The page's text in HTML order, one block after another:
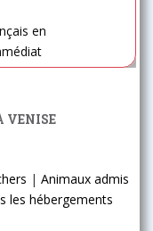
en
VENISE
| Animaux admis
les hébergements